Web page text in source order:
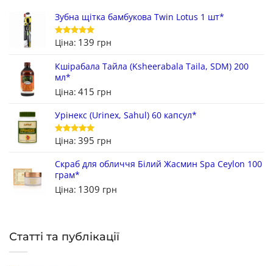
Зубна щітка бамбукова Twin Lotus 1 шт*
Оцінено в
з 5
Ціна: 139 грн
Кшірабала Тайла (Ksheerabala Taila, SDM) 200
мл*
Ціна: 415 грн
Урінекс (Urinex, Sahul) 60 капсул*
Оцінено в
з 5
Ціна: 395 грн
Скраб для обличчя Білий Жасмин Spa Ceylon 100
грам*
Ціна: 1309 грн
Статті та публікації